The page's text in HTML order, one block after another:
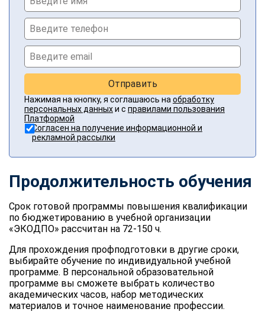
Отправить
Нажимая на кнопку, я соглашаюсь на обработку
персональных данныхи с правилами пользования
Платформой
Согласен на получение информационной и
рекламной рассылки
Продолжительность обучения
Срок готовой программы повышения квалификации
по бюджетированию в учебной организации
«ЭКОДПО» рассчитан на 72-150 ч.
Для прохождения профподготовки в другие сроки,
выбирайте обучение по индивидуальной учебной
программе. В персональной образовательной
программе вы сможете выбрать количество
академических часов, набор методических
материалов и точное наименование профессии.